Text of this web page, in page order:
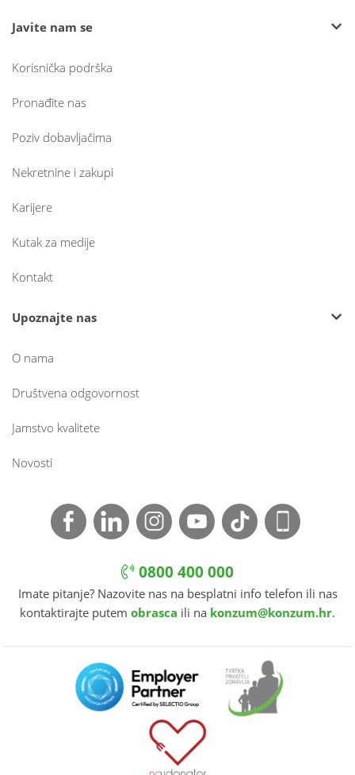
Javite nam se
Korisnička podrška
Pronađite nas
Poziv dobavljačima
Nekretnine i zakupi
Karijere
Kutak za medije
Kontakt
Upoznajte nas
O nama
Društvena odgovornost
Jamstvo kvalitete
Novosti
0800 400 000
Imate pitanje? Nazovite nas na besplatni info telefon ili nas
kontaktirajte putem obrasca ili na konzum@konzum.hr.